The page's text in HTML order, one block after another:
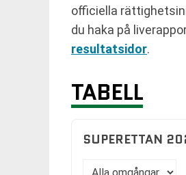
officiella
du haka på
resultatsidor.
TABELL
SUPERETTAN